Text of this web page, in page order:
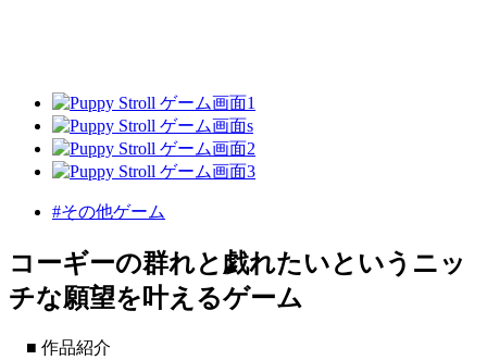
#その他ゲーム
コーギーの群れと戯れたいというニッ
チな願望を叶えるゲーム
■ 作品紹介